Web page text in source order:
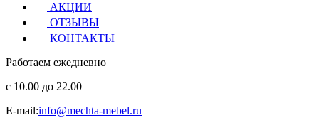
АКЦИИ
ОТЗЫВЫ
КОНТАКТЫ
Работаем ежедневно
с 10.00 до 22.00
E-mail:info@mechta-mebel.ru